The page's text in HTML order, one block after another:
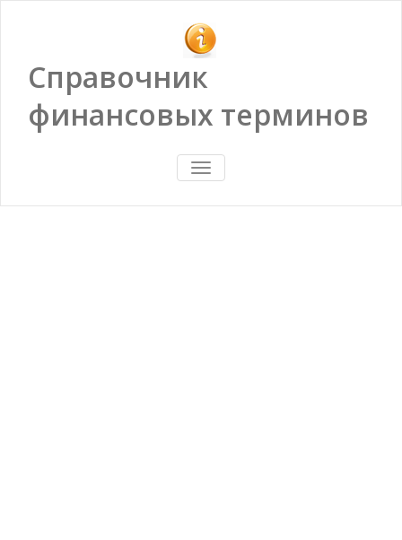
Справочник
финансовых терминов
ПОКАЗАТЬ/
СКРЫТЬ